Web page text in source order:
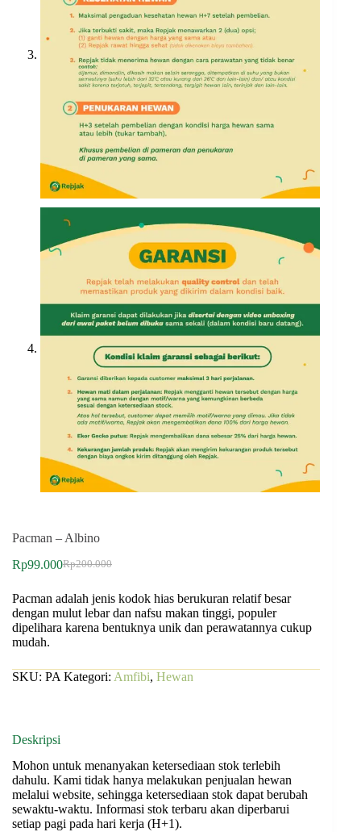
Pacman – Albino
Rp200.000
Rp99.000
Pacman adalah jenis kodok hias berukuran relatif besar
dengan mulut lebar dan nafsu makan tinggi, populer
dipelihara karena bentuknya unik dan perawatannya cukup
mudah.
SKU: PA Kategori: Amfibi, Hewan
Deskripsi
Mohon untuk menanyakan ketersediaan stok terlebih
dahulu. Kami tidak hanya melakukan penjualan hewan
melalui website, sehingga ketersediaan stok dapat berubah
sewaktu-waktu. Informasi stok terbaru akan diperbarui
setiap pagi pada hari kerja (H+1).